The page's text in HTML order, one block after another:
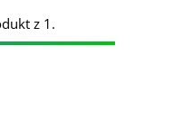
z 1.